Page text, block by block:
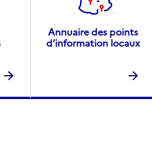
Annuaire des points
d’information locaux